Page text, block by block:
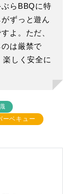
らBBQに特
ずっと遊ん
よ。ただ、
は厳禁で
しく安全に
ーベキュー